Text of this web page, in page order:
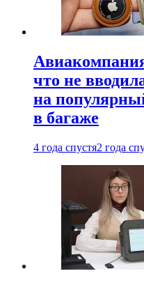
что не
на
в багаже
4 года спустя2 года